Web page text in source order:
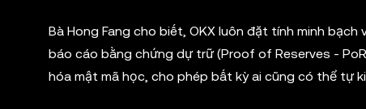
Bà Hong Fang cho biết, OKX luôn đặt tính minh
báo cáo bằng chứng dự trữ (Proof of Reserves -
hóa mật mã học, cho phép bất kỳ ai cũng có thể tự